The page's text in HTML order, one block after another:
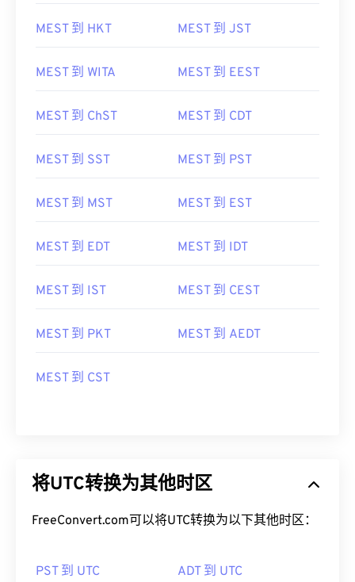
MEST 到 HKT MEST 到 JST
MEST 到 WITA MEST 到 EEST
MEST 到 ChST MEST 到 CDT
MEST 到 SST MEST 到 PST
MEST 到 MST MEST 到 EST
MEST 到 EDT MEST 到 IDT
MEST 到 IST MEST 到 CEST
MEST 到 PKT MEST 到 AEDT
MEST 到 CST
将UTC转换为其他时区
FreeConvert.com可以将UTC转换为以下其他时区：
PST 到 UTC ADT 到 UTC